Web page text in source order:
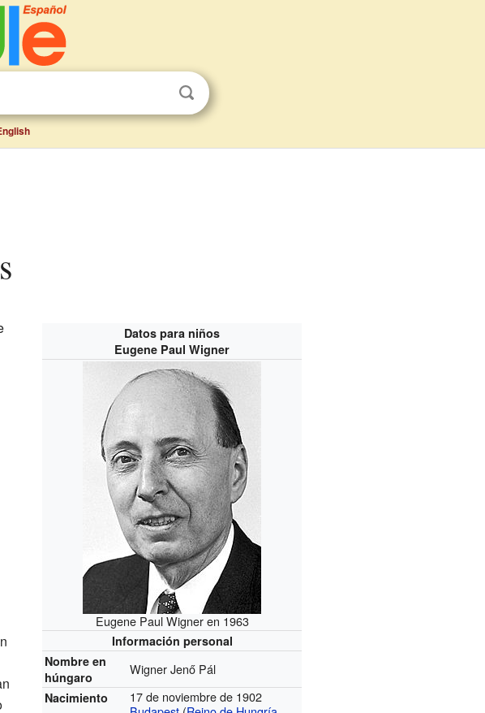
Datos para niños
Eugene Paul Wigner
Eugene Paul Wigner en 1963
Información personal
Nombre en
húngaro
Wigner Jenő Pál
Nacimiento
17 de noviembre de 1902